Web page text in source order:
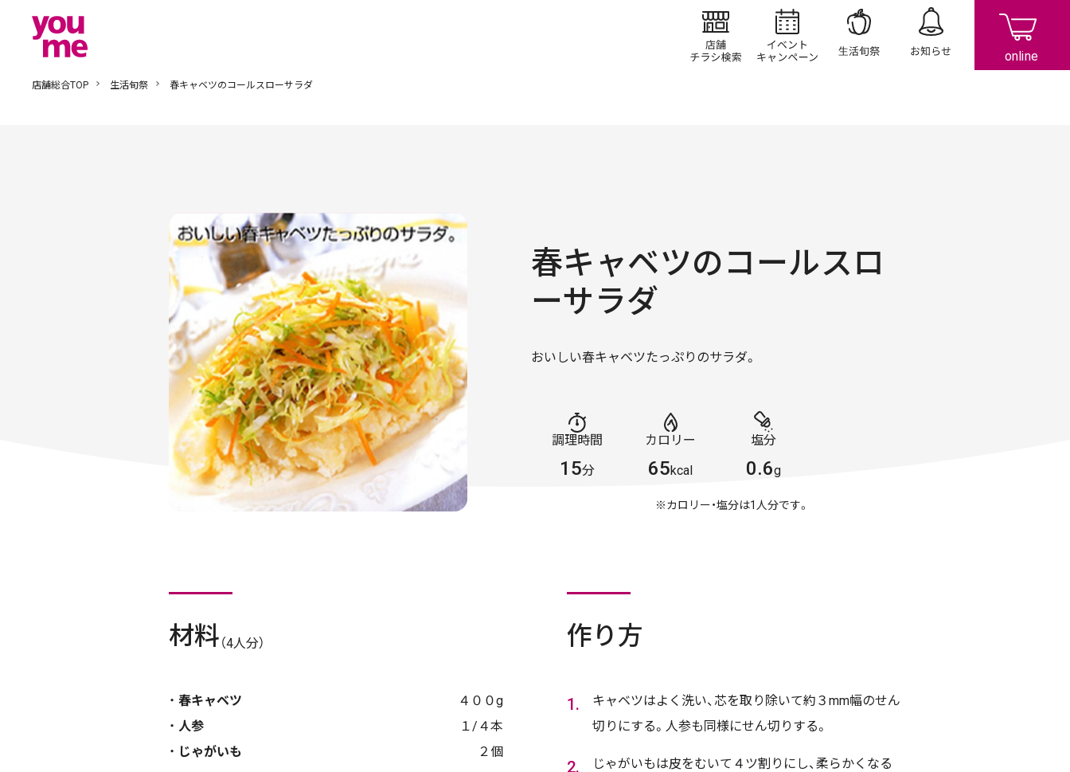
店舗/チラシ検索イベント/キャンペーン
生活旬祭 お知らせ
店舗総合TOP 生活旬祭 春キャベツのコールスローサラダ
春キャベツのコールスロ
ーサラダ
おいしい春キャベツたっぷりのサラダ。
調理時間
15分
カロリー
65kcal
塩分
0.6g
※カロリー・塩分は1人分です。
材料 （4人分）
春キャベツ
４００g
人参
１/４本
じゃがいも
２個
作り方
キャベツはよく洗い、芯を取り除いて約３mm幅のせん
切りにする。人参も同様にせん切りする。
じゃがいもは皮をむいて４ツ割りにし、柔らかくなる